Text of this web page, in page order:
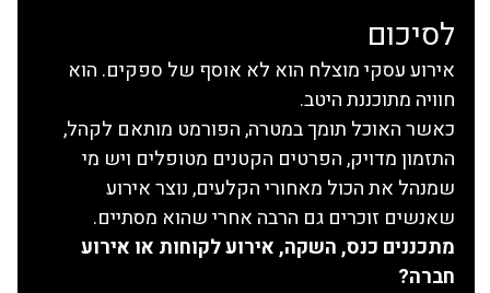
לסיכום
אירוע עסקי מוצלח הוא לא אוסף של ספקים. הוא
חוויה מתוכננת היטב.
כאשר האוכל תומך במטרה, הפורמט מותאם לקהל,
התזמון מדויק, הפרטים הקטנים מטופלים ויש מי
שמנהל את הכול מאחורי הקלעים, נוצר אירוע
שאנשים זוכרים גם הרבה אחרי שהוא מסתיים.
מתכננים כנס, השקה, אירוע לקוחות או אירוע
חברה?